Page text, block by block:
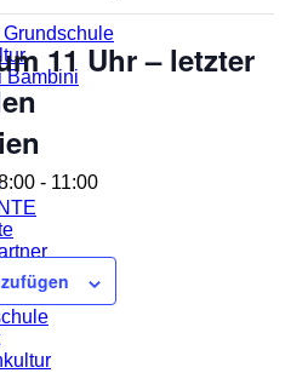
Grundschule
Bambini11 Uhr – letzter
- 11:00